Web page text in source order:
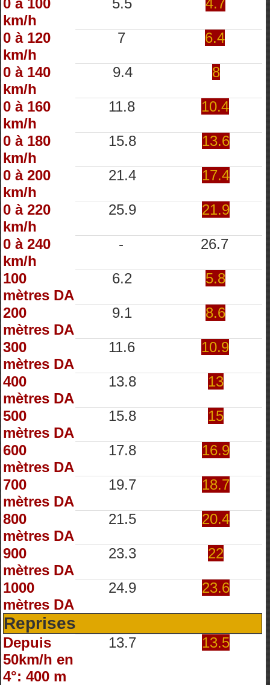
0 à 100
km/h
5.5 4.7
0 à 120
km/h
7 6.4
0 à 140
km/h
9.4 8
0 à 160
km/h
11.8 10.4
0 à 180
km/h
15.8 13.6
0 à 200
km/h
21.4 17.4
0 à 220
km/h
25.9 21.9
0 à 240
km/h
- 26.7
100
mètres DA
6.2 5.8
200
mètres DA
9.1 8.6
300
mètres DA
11.6 10.9
400
mètres DA
13.8 13
500
mètres DA
15.8 15
600
mètres DA
17.8 16.9
700
mètres DA
19.7 18.7
800
mètres DA
21.5 20.4
900
mètres DA
23.3 22
1000
mètres DA
24.9 23.6
Reprises
Depuis
50km/h en
4°: 400 m
13.7 13.5